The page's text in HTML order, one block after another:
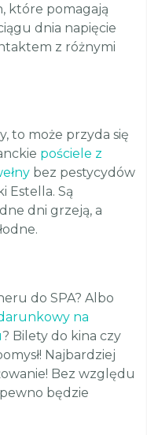
które pomagają
dnia napięcie
z różnymi
to może przyda się
pościele z
bez pestycydów
Estella. Są
dni grzeją, a
do SPA? Albo
na
? Bilety do kina czy
Najbardziej
Bez względu
będzie